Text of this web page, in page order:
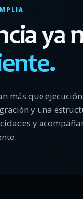
ya
más que ejecución:
y una
y